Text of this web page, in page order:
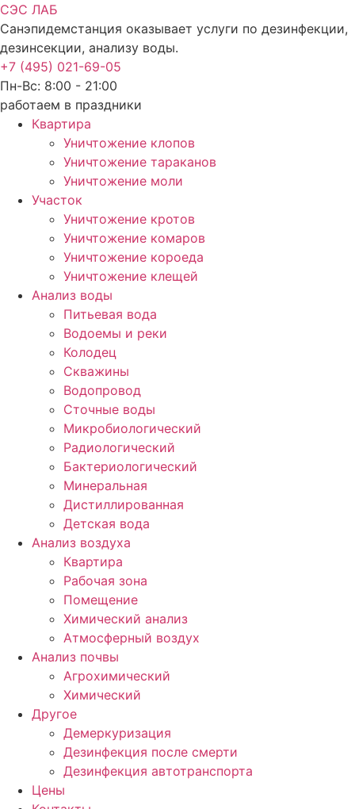
СЭС ЛАБ
Санэпидемстанция оказывает услуги по дезинфекции,
дезинсекции, анализу воды.
+7 (495) 021-69-05
Пн-Вс: 8:00 - 21:00
работаем в праздники
Квартира
Уничтожение клопов
Уничтожение тараканов
Уничтожение моли
Участок
Уничтожение кротов
Уничтожение комаров
Уничтожение короеда
Уничтожение клещей
Анализ воды
Питьевая вода
Водоемы и реки
Колодец
Скважины
Водопровод
Сточные воды
Микробиологический
Радиологический
Бактериологический
Минеральная
Дистиллированная
Детская вода
Анализ воздуха
Квартира
Рабочая зона
Помещение
Химический анализ
Атмосферный воздух
Анализ почвы
Агрохимический
Химический
Другое
Демеркуризация
Дезинфекция после смерти
Дезинфекция автотранспорта
Цены